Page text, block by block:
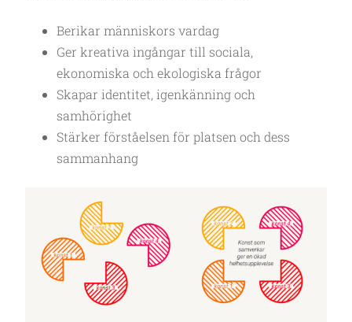
Berikar människors vardag
Ger kreativa ingångar till sociala,
ekonomiska och ekologiska frågor
Skapar identitet, igenkänning och
samhörighet
Stärker förståelsen för platsen och dess
sammanhang